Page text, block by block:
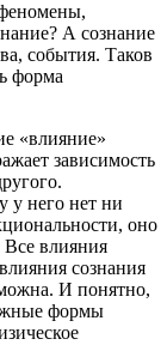
А сознание
события. Таков
форма
«влияние»
зависимость
у него нет ни
оно
влияния
сознания
И понятно,
формы